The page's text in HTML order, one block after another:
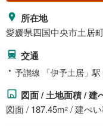
所在地
愛媛県四国中央市土居
交通
予讃線 「伊予土居」
図面 / 土地面積 / 建
図面 / 187.45m2 / 建ぺ